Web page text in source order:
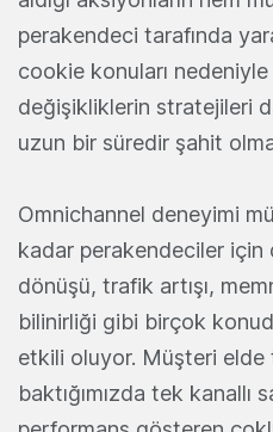
perakendeci tarafında
cookie konuları
değişikliklerin stratejileri
uzun bir süredir şahit
Omnichannel deneyimi
kadar perakendeciler için
dönüşü, trafik artışı,
bilinirliği gibi birçok
etkili oluyor. Müşteri elde
baktığımızda tek kanallı